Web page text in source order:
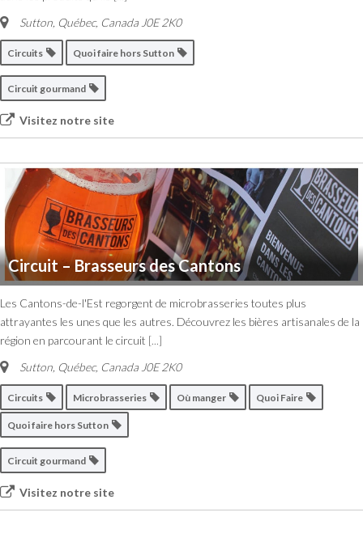
Sutton Québec, Canada J0E 2K0
Circuits Quoi faire hors Sutton
Circuit gourmand
Visitez notre site
Circuit – Brasseurs des Cantons
Les Cantons-de-l'Est regorgent de microbrasseries toutes plus
attrayantes les unes que les autres. Découvrez les bières artisanales de la
région en parcourant le circuit [...]
Sutton Québec, Canada J0E 2K0
Circuits Microbrasseries Où manger Quoi Faire
Quoi faire hors Sutton
Circuit gourmand
Visitez notre site